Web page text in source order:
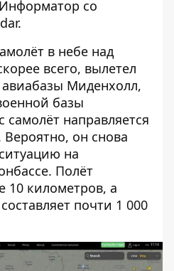
Информатор со
.
в небе над
всего, вылетел
Миденхолл,
базы
направляется
он снова
на
Полёт
10 километров, а
почти 1 000